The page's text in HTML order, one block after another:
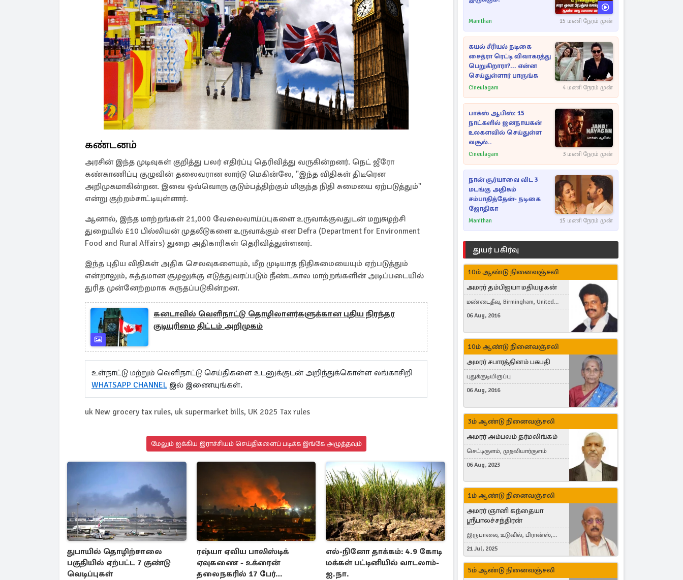
கண்டனம்
அரசின் இந்த முடிவுகள் குறித்து பலர் எதிர்ப்பு தெரிவித்து வருகின்றனர். நெட் ஜீரோ
கண்காணிப்பு குழுவின் தலைவரான லார்டு மெகின்லே, "இந்த விதிகள் திடீரென
அறிமுகமாகின்றன. இவை ஒவ்வொரு குடும்பத்திற்கும் மிகுந்த நிதி சுமையை ஏற்படுத்தும்"
என்று குற்றம்சாட்டியுள்ளார்.
ஆனால், இந்த மாற்றங்கள் 21,000 வேலைவாய்ப்புகளை உருவாக்குவதுடன் மறுசுழற்சி
துறையில் £10 பில்லியன் முதலீடுகளை உருவாக்கும் என Defra (Department for Environment
Food and Rural Affairs) துறை அதிகாரிகள் தெரிவித்துள்ளனர்.
இந்த புதிய விதிகள் அதிக செலவுகளையும், மீற முடியாத நிதிசுமையையும் ஏற்படுத்தும்
என்றாலும், சுத்தமான சூழலுக்கு எடுத்துவரப்படும் நீண்டகால மாற்றங்களின் அடிப்படையில்
துரித முன்னேற்றமாக கருதப்படுகின்றன.
கனடாவில் வெளிநாட்டு தொழிலாளர்களுக்கான புதிய நிரந்தர
குடியுரிமை திட்டம் அறிமுகம்
உள்நாட்டு மற்றும் வெளிநாட்டு செய்திகளை உடனுக்குடன் அறிந்துக்கொள்ள லங்காசிறி
WHATSAPP CHANNEL இல் இணையுங்கள்.
uk New grocery tax rules, uk supermarket bills, UK 2025 Tax rules
மேலும் ஐக்கிய இராச்சியம் செய்திகளைப் படிக்க இங்கே அழுத்தவும்
துபாயில் தொழிற்சாலை
பகுதியில் ஏற்பட்ட 7 குண்டு
வெடிப்புகள்
ரஷ்யா ஏவிய பாலிஸ்டிக்
ஏவுகணை - உக்ரைன்
தலைநகரில் 17 பேர்
எல்-நினோ தாக்கம்: 4.9 கோடி
மக்கள் பட்டினியில் வாடலாம்-
ஐ.நா.
Manithan 15 மணி நேரம் முன்
கயல் சீரியல் நடிகை
சைத்ரா ரெட்டி விவாகரத்து
பெறுகிறாரா?... என்ன
செய்துள்ளார் பாருங்க
Cineulagam 4 மணி நேரம் முன்
பாக்ஸ் ஆபிஸ்: 15
நாட்களில் ஜனநாயகன்
உலகளவில் செய்துள்ள
வசூல்..
Cineulagam 3 மணி நேரம் முன்
நான் சூர்யாவை விட 3
மடங்கு அதிகம்
சம்பாதித்தேன்- நடிகை
ஜோதிகா
Manithan 15 மணி நேரம் முன்
துயர் பகிர்வு
10ம் ஆண்டு நினைவஞ்சலி
அமரர் தம்பிஐயா மதியழகன்
மண்டைதீவு, Birmingham, United
Kingdom
06 Aug, 2016
10ம் ஆண்டு நினைவஞ்சலி
அமரர் சபாரத்தினம் பசுபதி
புதுக்குடியிருப்பு
06 Aug, 2016
3ம் ஆண்டு நினைவஞ்சலி
அமரர் அம்பலம் தர்மலிங்கம்
செட்டிகுளம், முதலியார்குளம்
06 Aug, 2023
1ம் ஆண்டு நினைவஞ்சலி
அமரர் ஞானி கந்தையா
ஸ்ரீபாலச்சந்திரன்
இருபாலை, உடுவில், பிரான்ஸ்,
France
21 Jul, 2025
5ம் ஆண்டு நினைவஞ்சலி